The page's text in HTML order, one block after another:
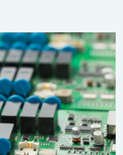
备制造厂家。
科研三大领域，主要经营：
备、城轨静调电源、城轨逆
装备测试电源。产品广泛应
冶炼、粉末冶金、矿山、轨
、科研院所等行业，是国内
备制造厂家。